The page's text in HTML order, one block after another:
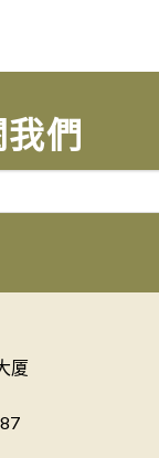
們
厦